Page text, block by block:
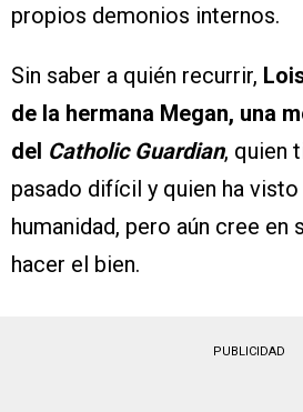
propios demonios internos.
Sin saber a quién recurrir,
de la hermana Megan, una
del Catholic Guardian, quien
pasado difícil y quien ha
humanidad, pero aún cree en
hacer el bien.
PUBLICIDAD